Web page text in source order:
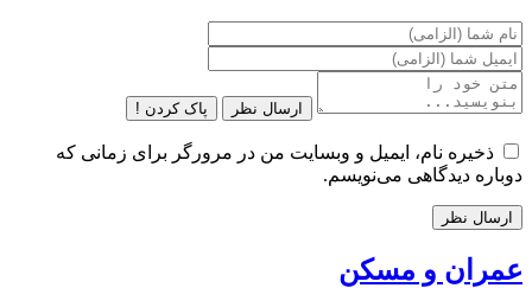
ارسال نظر پاک کردن !
ذخیره نام، ایمیل و وبسایت من در مرورگر برای زمانی که
دوباره دیدگاهی می‌نویسم.
عمران و مسکن